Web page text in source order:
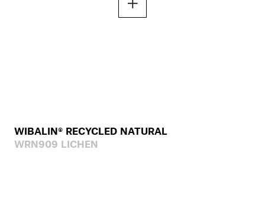
WIBALIN® RECYCLED NATURAL
WRN909 LICHEN